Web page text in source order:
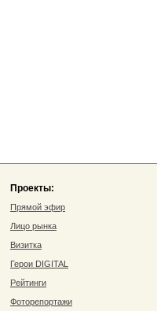
Проекты:
Прямой эфир
Лицо рынка
Визитка
Герои DIGITAL
Рейтинги
Фоторепортажи